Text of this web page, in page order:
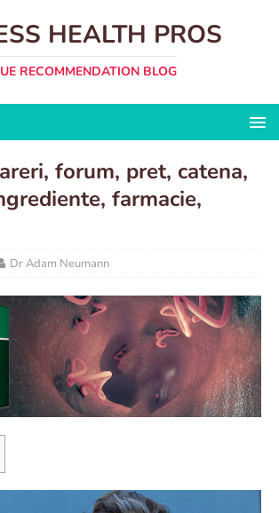
HEALTH PROS
RECOMMENDATION BLOG
forum, pret, catena,
farmacie,
Dr Adam Neumann